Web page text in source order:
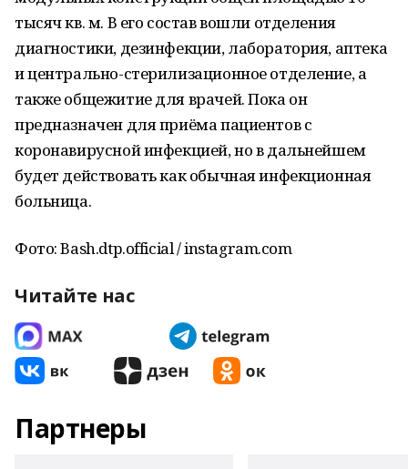
тысяч кв. м. В его состав вошли отделения
диагностики, дезинфекции, лаборатория, аптека
и центрально-стерилизационное отделение, а
также общежитие для врачей. Пока он
предназначен для приёма пациентов с
коронавирусной инфекцией, но в дальнейшем
будет действовать как обычная инфекционная
больница.
Фото: Bash.dtp.official / instagram.com
Читайте нас
Партнеры